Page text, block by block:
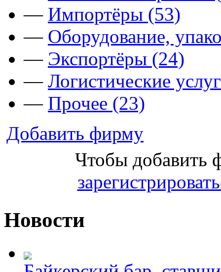
— Импортёры (53)
— Оборудование,
— Экспортёры (24)
— Логистические
— Прочее (23)
Добавить фирму
Чтобы добавить
Новости